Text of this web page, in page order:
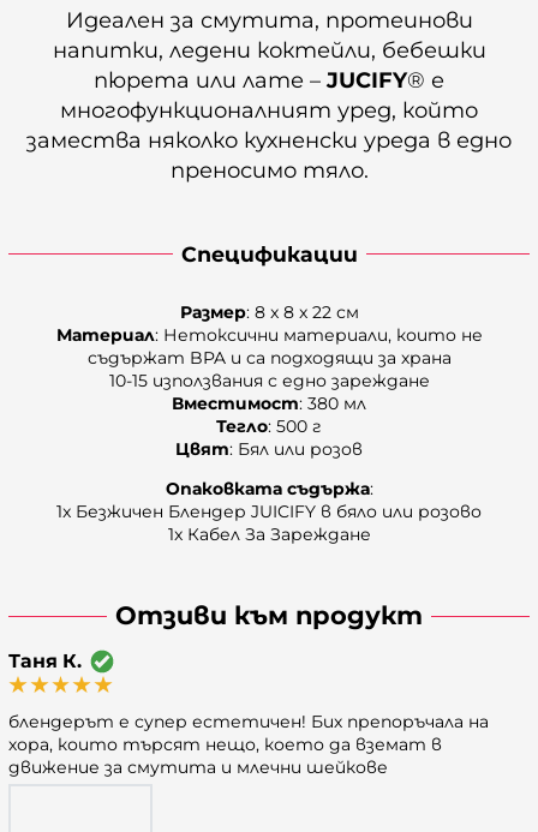
Отзиви към продукт
Таня К.
блендерът е супер естетичен! Бих препоръчала на
хора, които търсят нещо, което да вземат в
движение за смутита и млечни шейкове
Идеален за смутита, протеинови
напитки, ледени коктейли, бебешки
пюрета или лате – JUCIFY® е
многофункционалният уред, който
замества няколко кухненски уреда в едно
преносимо тяло.
Спецификации
Размер: 8 x 8 x 22 см
Материал: Нетоксични материали, които не
съдържат BPA и са подходящи за храна
10-15 използвания с едно зареждане
Вместимост: 380 мл
Тегло: 500 г
Цвят: Бял или розов
Опаковката съдържа:
1x Безжичен Блендер JUICIFY в бяло или розово
1x Кабел За Зареждане